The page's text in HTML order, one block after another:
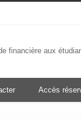
financière aux
Accès